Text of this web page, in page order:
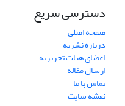
دسترسی سریع
صفحه اصلی
درباره نشریه
اعضای هیات تحریریه
ارسال مقاله
تماس با ما
نقشه سایت